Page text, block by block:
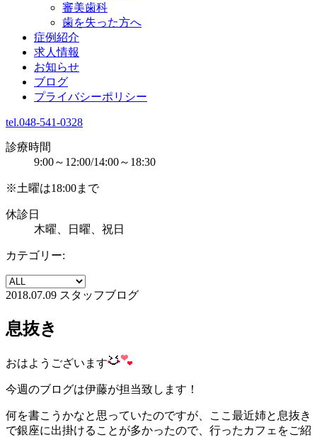
審美歯科
歯を失った方へ
症例紹介
求人情報
お知らせ
ブログ
プライバシーポリシー
tel.048-541-0328
診療時間
9:00～12:00/14:00～18:30
※土曜は18:00まで
休診日
木曜、日曜、祝日
カテゴリー:
2018.07.09 スタッフブログ
息抜き
おはようございます
今週のブログは伊藤が担当致します！
何を書こうかなと思っていたのですが、ここ最近姉と息抜き
で銀座に出掛けることが多かったので、行ったカフェをご紹